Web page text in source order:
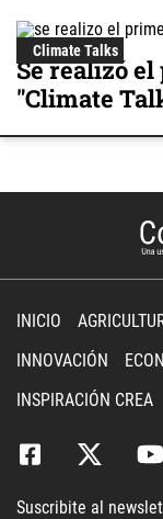
Climate Talks
Se realizó
"Climate
INICIO
INNOVACIÓN
INSPIRACIÓN CREA
Suscribite al